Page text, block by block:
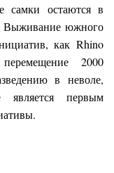
самки остаются в
Выживание южного
как Rhino
2000
в неволе,
первым